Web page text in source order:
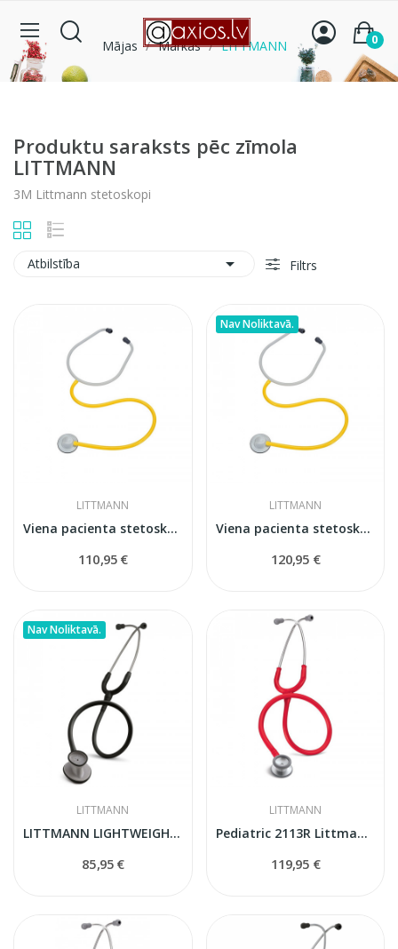
0
Mājas Markas LITTMANN
Produktu saraksts pēc zīmola
LITTMANN
3M Littmann stetoskopi
Atbilstība  Filtrs
LITTMANN
Viena pacienta stetoskops Littmann
110,95 €
Nav Noliktavā.
LITTMANN
Viena pacienta stetoskops Littmann
120,95 €
Nav Noliktavā.
LITTMANN
LITTMANN LIGHTWEIGHT II S.E. stetoskops
85,95 €
LITTMANN
Pediatric 2113R Littmann Classic II stetoskops
119,95 €